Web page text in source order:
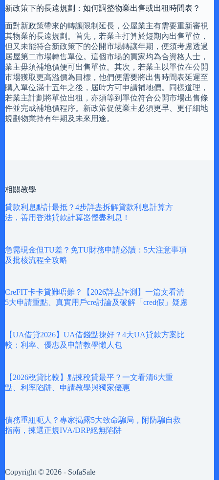
新政策下的長遠規劃：如何調整物業出售或出租時間表？
面對新政策帶來的轉讓限制延長，公屋業主有需要重新審視
其物業的長遠規劃。首先，若業主打算於短期內出售單位，
但又未能符合新政策下的公開市場轉讓年期，便須考慮透過
居屋第二市場轉售單位。這個市場的買家均為合資格人士，
業主毋須補地價便可出售單位。其次，若業主以單位在公開
市場獲取更高溢價為目標，他們便需要將出售時間表延遲至
購入單位滿十五年之後，屆時方可申請補地價。同樣道理，
若業主計劃將單位出租，亦須等到單位符合公開市場出售條
件並完成補地價程序。新政策促使業主必須更早、更仔細地
規劃物業持有年期及未來用途。
相關教學
貸款利息點計最抵？4步詳盡拆解貸款利息計算方
法，善用香港貸款計算器慳盡利息！
急需現金但TU差？免TU財務申請必讀：5大注意事項
及批核流程全攻略
CreFIT卡卡貸難唔難？【2026詳盡評測】一篇文看清
5大申請重點、真實用戶cre討論及破解「cred假」疑慮
【UA借貸2026】UA借錢點揀好？4大UA貸款方案比
較：利率、優惠及申請教學懶人包
【2026稅貸比較】點揀稅貸最平？一文看清6大重
點、利率陷阱、申請教學與獨家優惠
債務重組呃人？專家揭露5大致命騙局，附防騙自救
指南，揀選正規IVA/DRP絕無陷阱
Copyright © 2026 - SofaSale